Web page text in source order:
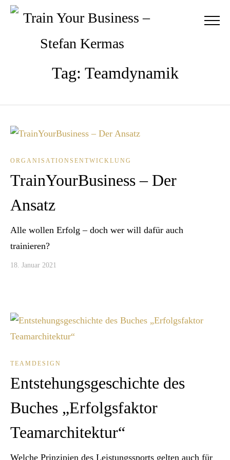
Tag: Teamdynamik
ORGANISATIONSENTWICKLUNG
TrainYourBusiness – Der
Ansatz
Alle wollen Erfolg – doch wer will dafür auch
trainieren?
18. Januar 2021
TEAMDESIGN
Entstehungsgeschichte des
Buches „Erfolgsfaktor
Teamarchitektur“
Welche Prinzipien des Leistungssports gelten auch für